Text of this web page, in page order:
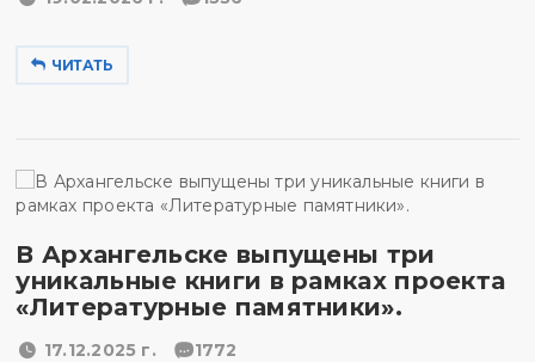
ЧИТАТЬ
В Архангельске выпущены три
уникальные книги в рамках проекта
«Литературные памятники».
17.12.2025 г. 1772